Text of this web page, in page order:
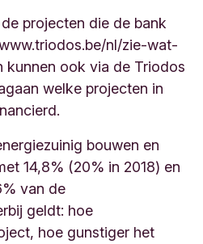
projecten die de bank
nl/zie-wat-
ook via de Triodos
welke projecten in
bouwen en
14,8% (20% in 2018) en
van de
geldt: hoe
hoe gunstiger het